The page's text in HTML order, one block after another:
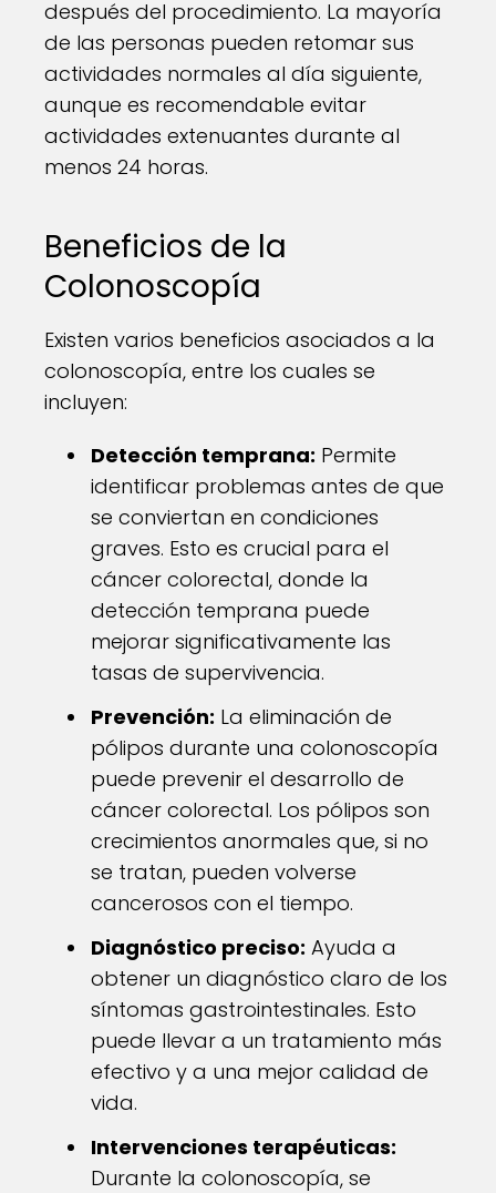
después del procedimiento. La mayoría
de las personas pueden retomar sus
actividades normales al día siguiente,
aunque es recomendable evitar
actividades extenuantes durante al
menos 24 horas.
Beneficios de la
Colonoscopía
Existen varios beneficios asociados a la
colonoscopía, entre los cuales se
incluyen:
Detección temprana: Permite
identificar problemas antes de que
se conviertan en condiciones
graves. Esto es crucial para el
cáncer colorectal, donde la
detección temprana puede
mejorar significativamente las
tasas de supervivencia.
Prevención: La eliminación de
pólipos durante una colonoscopía
puede prevenir el desarrollo de
cáncer colorectal. Los pólipos son
crecimientos anormales que, si no
se tratan, pueden volverse
cancerosos con el tiempo.
Diagnóstico preciso: Ayuda a
obtener un diagnóstico claro de los
síntomas gastrointestinales. Esto
puede llevar a un tratamiento más
efectivo y a una mejor calidad de
vida.
Intervenciones terapéuticas:
Durante la colonoscopía, se